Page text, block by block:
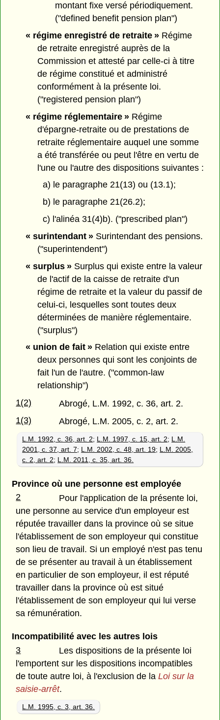
montant fixe versé périodiquement.
("defined benefit pension plan")
« régime enregistré de retraite »Régime
de retraite enregistré auprès de la
Commission et attesté par celle-ci à titre
de régime constitué et administré
conformément à la présente loi.
("registered pension plan")
« régime réglementaire »Régime
d'épargne-retraite ou de prestations de
retraite réglementaire auquel une somme
a été transférée ou peut l'être en vertu de
l'une ou l'autre des dispositions suivantes :
a) le paragraphe 21(13) ou (13.1);
b) le paragraphe 21(26.2);
c) l'alinéa 31(4)b). ("prescribed plan")
« surintendant »Surintendant des pensions.
("superintendent")
« surplus »Surplus qui existe entre la valeur
de l'actif de la caisse de retraite d'un
régime de retraite et la valeur du passif de
celui-ci, lesquelles sont toutes deux
déterminées de manière réglementaire.
("surplus")
« union de fait »Relation qui existe entre
deux personnes qui sont les conjoints de
fait l'un de l'autre. ("common-law
relationship")
1(2)
Abrogé, L.M. 1992, c. 36, art. 2.
1(3)
Abrogé, L.M. 2005, c. 2, art. 2.
L.M. 1992, c. 36, art. 2; L.M. 1997, c. 15, art. 2; L.M.
2001, c. 37, art. 7; L.M. 2002, c. 48, art. 19; L.M. 2005,
c. 2, art. 2; L.M. 2011, c. 35, art. 36.
Province où une personne est employée
2
Pour l'application de la présente loi,
une personne au service d'un employeur est
réputée travailler dans la province où se situe
l'établissement de son employeur qui constitue
son lieu de travail. Si un employé n'est pas tenu
de se présenter au travail à un établissement
en particulier de son employeur, il est réputé
travailler dans la province où est situé
l'établissement de son employeur qui lui verse
sa rémunération.
Incompatibilité avec les autres lois
3
Les dispositions de la présente loi
l'emportent sur les dispositions incompatibles
de toute autre loi, à l'exclusion de laLoi sur la
saisie-arrêt.
L.M. 1995, c. 3, art. 36.